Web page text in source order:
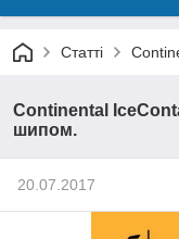
Статті
Continental
шипом.
20.07.2017